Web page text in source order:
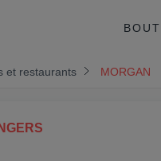
et restaurants MORGAN